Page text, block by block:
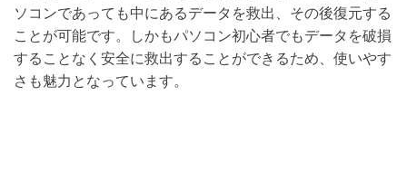
ソコンであっても中にあるデータを救出、その後復元する
ことが可能です。しかもパソコン初心者でもデータを破損
することなく安全に救出することができるため、使いやす
さも魅力となっています。